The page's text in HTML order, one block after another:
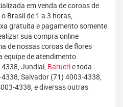
em venda de coroas de
Brasil de 1 a 3 horas,
gratuita e pagamento somente
sua compra online
de nossas coroas de flores
equipe de atendimento.
Jundiaí, Baruerie toda
Salvador (71) 4003-4338,
4338, e diversas outras